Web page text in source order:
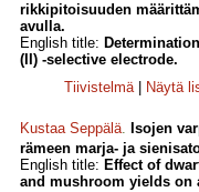
rikkipitoisuuden
avulla.
English title:
(II) -selective electrode.
Tiivistelmä| Näytä
Kustaa Seppälä. Isojen
rämeen marja- ja
English title: Effect of
and mushroom yields on